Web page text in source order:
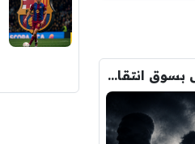
بسبب صفقة واحدة .. خيبة أمل بسوق انتقالات ريال مدريد !